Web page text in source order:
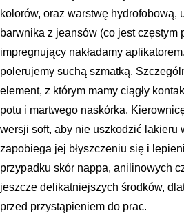
kolorów, oraz warstwę hydrofobową,
barwnika z jeansów (co jest
impregnujący nakładamy
polerujemy suchą szmatką.
element, z którym mamy ciągły
potu i martwego naskórka.
wersji soft, aby nie uszkodzić
zapobiega jej błyszczeniu się i
przypadku skór nappa, anilinowych
jeszcze delikatniejszych środków,
przed przystąpieniem do prac.